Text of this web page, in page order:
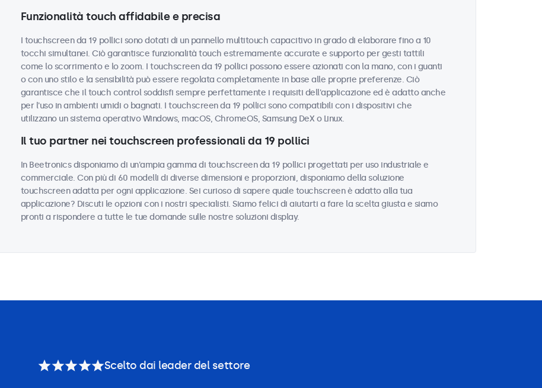
Funzionalità touch affidabile e precisa
I touchscreen da 19 pollici sono dotati di un pannello multitouch capacitivo in grado di elaborare fino a 10
tocchi simultanei. Ciò garantisce funzionalità touch estremamente accurate e supporto per gesti tattili
come lo scorrimento e lo zoom. I touchscreen da 19 pollici possono essere azionati con la mano, con i guanti
o con uno stilo e la sensibilità può essere regolata completamente in base alle proprie preferenze. Ciò
garantisce che il touch control soddisfi sempre perfettamente i requisiti dell'applicazione ed è adatto anche
per l'uso in ambienti umidi o bagnati. I touchscreen da 19 pollici sono compatibili con i dispositivi che
utilizzano un sistema operativo Windows, macOS, ChromeOS, Samsung DeX o Linux.
Il tuo partner nei touchscreen professionali da 19 pollici
In Beetronics disponiamo di un'ampia gamma di touchscreen da 19 pollici progettati per uso industriale e
commerciale. Con più di 60 modelli di diverse dimensioni e proporzioni, disponiamo della soluzione
touchscreen adatta per ogni applicazione. Sei curioso di sapere quale touchscreen è adatto alla tua
applicazione? Discuti le opzioni con i nostri specialisti. Siamo felici di aiutarti a fare la scelta giusta e siamo
pronti a rispondere a tutte le tue domande sulle nostre soluzioni display.
Scelto dai leader del settore